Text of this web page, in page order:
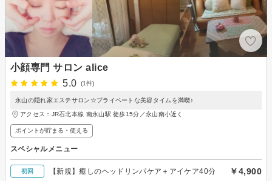
小顔専門 サロン alice
5.0
(1件)
永山の隠れ家エステサロン☆プライベートな美容タイムを満喫♪
アクセス：JR石北本線 南永山駅 徒歩15分／永山南小近く
ポイントが貯まる・使える
スペシャルメニュー
初回 【新規】癒しのヘッドリンパケア＋アイケア40分 ￥4,900